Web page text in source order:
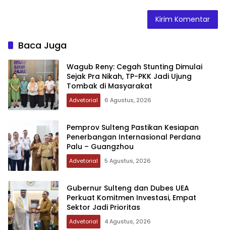
Baca Juga
Wagub Reny: Cegah Stunting Dimulai
Sejak Pra Nikah, TP-PKK Jadi Ujung
Tombak di Masyarakat
Advetorial 6 Agustus, 2026
Pemprov Sulteng Pastikan Kesiapan
Penerbangan Internasional Perdana
Palu – Guangzhou
Advetorial 5 Agustus, 2026
Gubernur Sulteng dan Dubes UEA
Perkuat Komitmen Investasi, Empat
Sektor Jadi Prioritas
Advetorial 4 Agustus, 2026